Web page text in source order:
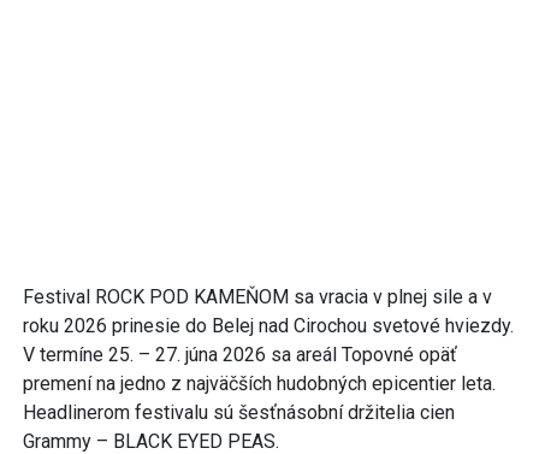
Festival ROCK POD KAMEŇOM sa vracia v plnej sile a v
roku 2026 prinesie do Belej nad Cirochou svetové hviezdy.
V termíne 25. – 27. júna 2026 sa areál Topovné opäť
premení na jedno z najväčších hudobných epicentier leta.
Headlinerom festivalu sú šesťnásobní držitelia cien
Grammy – BLACK EYED PEAS.